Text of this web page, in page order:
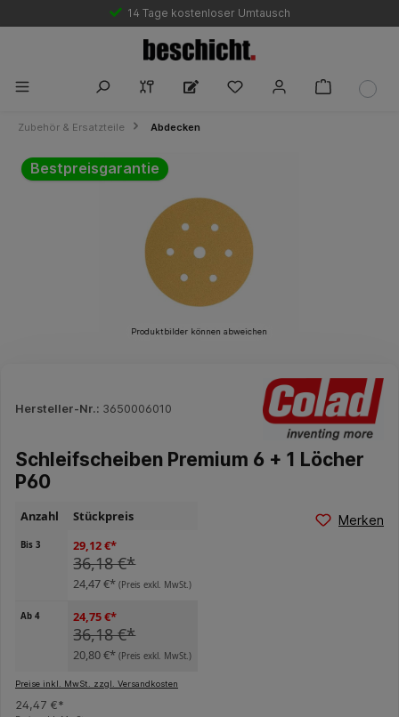
14 Tage kostenloser Umtausch
Zubehör & Ersatzteile Abdecken
Bildergalerie überspringen
Bestpreisgarantie
Produktbilder können abweichen
Hersteller-Nr.: 3650006010
Schleifscheiben Premium 6 + 1 Löcher
P60
Anzahl Stückpreis
Bis3 29,12 €*
36,18 €*
24,47 €*(Preis exkl. MwSt.)
Ab4 24,75 €*
36,18 €*
20,80 €*(Preis exkl. MwSt.)
Merken
Preise inkl. MwSt. zzgl. Versandkosten
24,47 €*